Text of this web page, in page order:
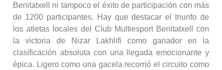
Benitatxell ni tampoco el éxito de participación con más
de 1200 participantes. Hay que destacar el triunfo de
los atletas locales del Club Multiesport Benitatxell con
la victoria de Nizar Lakhlifi como ganador en la
clasificación absoluta con una llegada emocionante y
épica. Ligero como una gacela recorrió el circuito como